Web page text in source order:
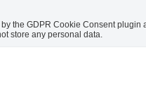
the GDPR Cookie Consent
store any personal data.